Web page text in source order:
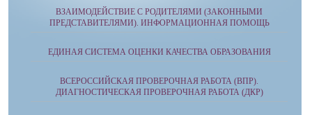
ВЗАИМОДЕЙСТВИЕ С РОДИТЕЛЯМИ (ЗАКОННЫМИ
ПРЕДСТАВИТЕЛЯМИ). ИНФОРМАЦИОННАЯ ПОМОЩЬ
ЕДИНАЯ СИСТЕМА ОЦЕНКИ КАЧЕСТВА ОБРАЗОВАНИЯ
ВСЕРОССИЙСКАЯ ПРОВЕРОЧНАЯ РАБОТА (ВПР).
ДИАГНОСТИЧЕСКАЯ ПРОВЕРОЧНАЯ РАБОТА (ДКР)